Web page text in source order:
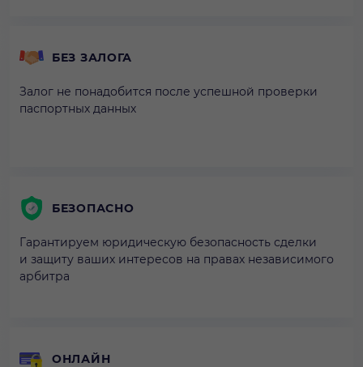
БЕЗ ЗАЛОГА
Залог не понадобится после успешной проверки
паспортных данных
БЕЗОПАСНО
Гарантируем юридическую безопасность сделки
и защиту ваших интересов на правах независимого
арбитра
ОНЛАЙН